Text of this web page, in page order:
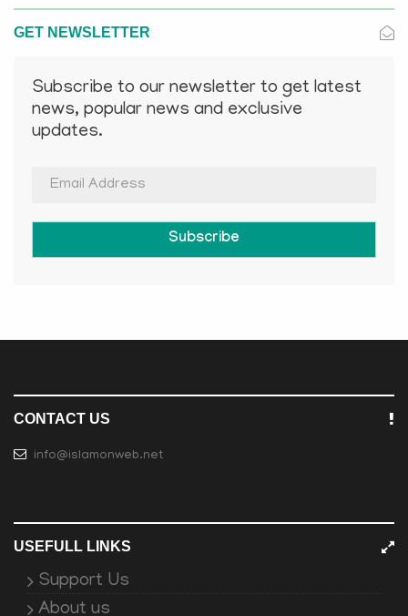
GET NEWSLETTER
Subscribe to our newsletter to get latest
news, popular news and exclusive
updates.
Subscribe
CONTACT US
info@islamonweb.net
USEFULL LINKS
Support Us
About us